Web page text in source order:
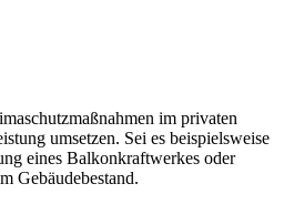
im privaten
umsetzen. Sei es beispielsweise
eines Balkonkraftwerkes oder
Gebäudebestand.